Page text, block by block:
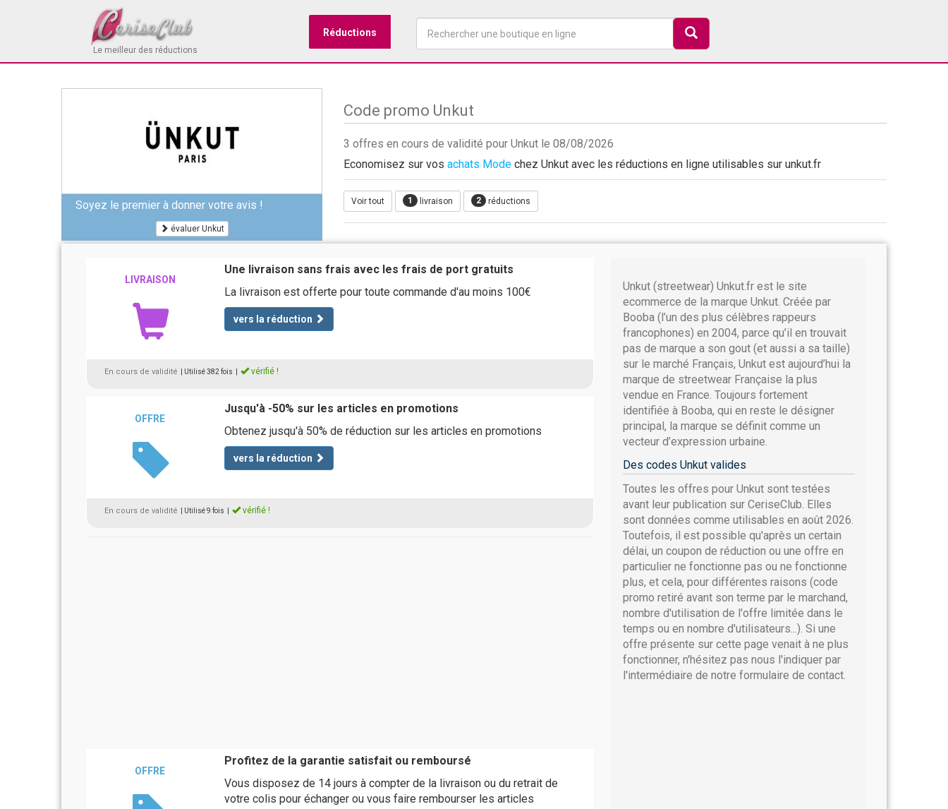
Le meilleur des réductions
Réductions
Soyez le premier à donner votre avis !
évaluer Unkut
Code promo Unkut
3 offres en cours de validité pour Unkut le 08/08/2026
Economisez sur vos achats Mode chez Unkut avec les réductions en ligne utilisables sur unkut.fr
Voir tout 1 livraison 2 réductions
LIVRAISON
Une livraison sans frais avec les frais de port gratuits
La livraison est offerte pour toute commande d'au moins 100€
vers la réduction
En cours de validité | Utilisé 382 fois vérifié !
OFFRE
Jusqu'à -50% sur les articles en promotions
Obtenez jusqu'à 50% de réduction sur les articles en promotions
vers la réduction
En cours de validité | Utilisé 9 fois vérifié !
OFFRE
Profitez de la garantie satisfait ou remboursé
Vous disposez de 14 jours à compter de la livraison ou du retrait de
votre colis pour échanger ou vous faire rembourser les articles
Unkut (streetwear) Unkut.fr est le site
ecommerce de la marque Unkut. Créée par
Booba (l’un des plus célèbres rappeurs
francophones) en 2004, parce qu’il en trouvait
pas de marque a son gout (et aussi a sa taille)
sur le marché Français, Unkut est aujourd’hui la
marque de streetwear Française la plus
vendue en France. Toujours fortement
identifiée à Booba, qui en reste le désigner
principal, la marque se définit comme un
vecteur d’expression urbaine.
Des codes Unkut valides
Toutes les offres pour Unkut sont testées
avant leur publication sur CeriseClub. Elles
sont données comme utilisables en août 2026.
Toutefois, il est possible qu'après un certain
délai, un coupon de réduction ou une offre en
particulier ne fonctionne pas ou ne fonctionne
plus, et cela, pour différentes raisons (code
promo retiré avant son terme par le marchand,
nombre d'utilisation de l'offre limitée dans le
temps ou en nombre d'utilisateurs...). Si une
offre présente sur cette page venait à ne plus
fonctionner, n'hésitez pas nous l'indiquer par
l'intermédiaire de notre formulaire de contact.